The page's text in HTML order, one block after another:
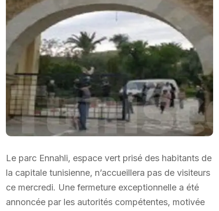
Le parc Ennahli, espace vert prisé des habitants de
la capitale tunisienne, n’accueillera pas de visiteurs
ce mercredi. Une fermeture exceptionnelle a été
annoncée par les autorités compétentes, motivée